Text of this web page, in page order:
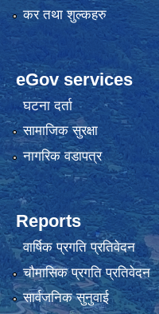
कर तथा शुल्कहरु
eGov services
घटना दर्ता
सामाजिक सुरक्षा
नागरिक वडापत्र
Reports
वार्षिक प्रगति प्रतिवेदन
चौमासिक प्रगति प्रतिवेदन
सार्वजनिक सुनुवाई